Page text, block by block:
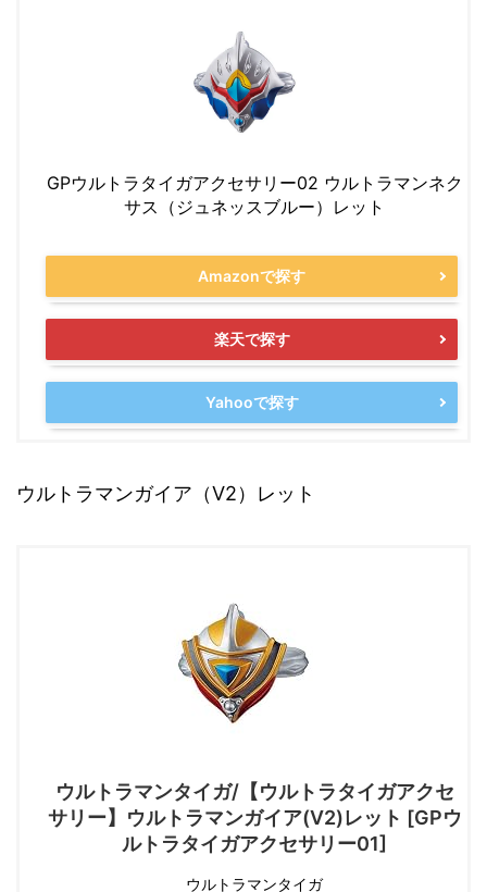
GPウルトラタイガアクセサリー02 ウルトラマンネク
サス（ジュネッスブルー）レット
Amazonで探す
楽天で探す
Yahooで探す
ウルトラマンガイア（V2）レット
ウルトラマンタイガ/【ウルトラタイガアクセ
サリー】ウルトラマンガイア(V2)レット [GPウ
ルトラタイガアクセサリー01]
ウルトラマンタイガ